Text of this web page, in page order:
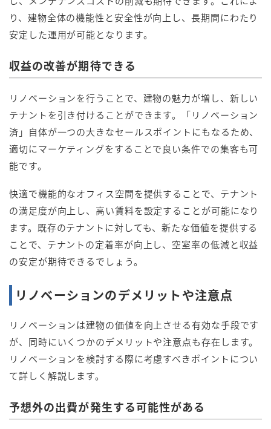
り、建物全体の機能性と安全性が向上し、長期間にわたり
安定した運用が可能となります。
収益の改善が期待できる
リノベーションを行うことで、建物の魅力が増し、新しい
テナントを引き付けることができます。「リノベーション
済」自体が一つの大きなセールスポイントにもなるため、
適切にマーケティングをすることで良い条件での集客も可
能です。
快適で機能的なオフィス空間を提供することで、テナント
の満足度が向上し、高い賃料を設定することが可能になり
ます。既存のテナントに対しても、新たな価値を提供する
ことで、テナントの定着率が向上し、空室率の低減と収益
の安定が期待できるでしょう。
リノベーションのデメリットや注意点
リノベーションは建物の価値を向上させる有効な手段です
が、同時にいくつかのデメリットや注意点も存在します。
リノベーションを検討する際に考慮すべきポイントについ
て詳しく解説します。
予想外の出費が発生する可能性がある